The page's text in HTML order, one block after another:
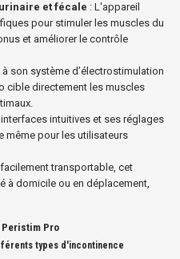
et fécale : L'appareil
pour stimuler les muscles du
et améliorer le contrôle
à son système d’électrostimulation
cible directement les muscles
intuitives et ses réglages
même pour les utilisateurs
transportable, cet
à domicile ou en déplacement,
Peristim Pro
types d'incontinence